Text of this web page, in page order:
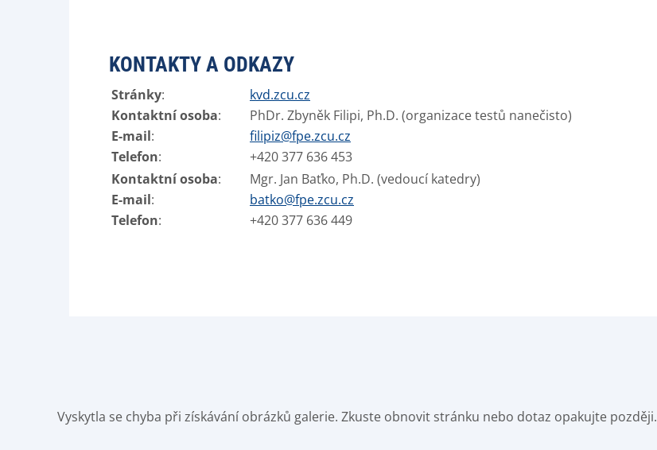
KONTAKTY A ODKAZY
Stránky:
kvd.zcu.cz
Kontaktní osoba:
PhDr. Zbyněk Filipi, Ph.D. (organizace testů nanečisto)
E-mail:
filipiz@fpe.zcu.cz
Telefon:
+420 377 636 453
Kontaktní osoba:
Mgr. Jan Baťko, Ph.D. (vedoucí katedry)
E-mail:
batko@fpe.zcu.cz
Telefon: +420 377 636 449
Vyskytla se chyba při získávání obrázků galerie. Zkuste obnovit stránku nebo dotaz opakujte později.